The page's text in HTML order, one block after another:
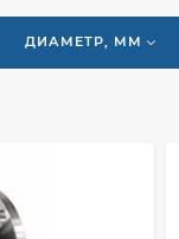
оборудования,
помогут
ДИАМЕТР, ММ